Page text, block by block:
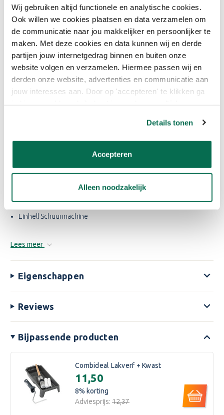
Wij gebruiken altijd functionele en analytische cookies.
Ook willen we cookies plaatsen en data verzamelen om
de communicatie naar jou makkelijker en persoonlijker te
maken. Met deze cookies en data kunnen wij en derde
partijen jouw internetgedrag binnen en buiten onze
website volgen en verzamelen. Hiermee passen wij en
derden onze website, advertenties en communicatie aan
jouw interesses aan. Door op 'accepteren' te klikken ga
Details tonen
Accepteren
Alleen noodzakelijk
dag.
Beschikbare volumes van het product
Set van 5 schuurvellen (delta‑vorm)
HET PRODUCT KOPEN BIJ
Delta‑schuurvellen – morgen al in huis bij bestellingen vóór
Gerelateerde producten
Einhell Schuurmachine
Lees meer
Eigenschappen
Reviews
Bijpassende producten
Combideal Lakverf + Kwast
€11,50
8% korting
Adviesprijs: €12,37